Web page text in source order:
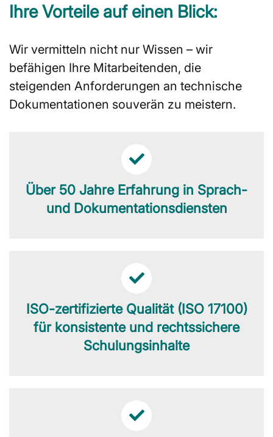
Ihre Vorteile auf einen Blick:
Wir vermitteln nicht nur Wissen – wir
befähigen Ihre Mitarbeitenden, die
steigenden Anforderungen an technische
Dokumentationen souverän zu meistern.
Über 50 Jahre Erfahrung in Sprach-
und Dokumentationsdiensten
ISO-zertifizierte Qualität (ISO 17100)
für konsistente und rechtssichere
Schulungsinhalte